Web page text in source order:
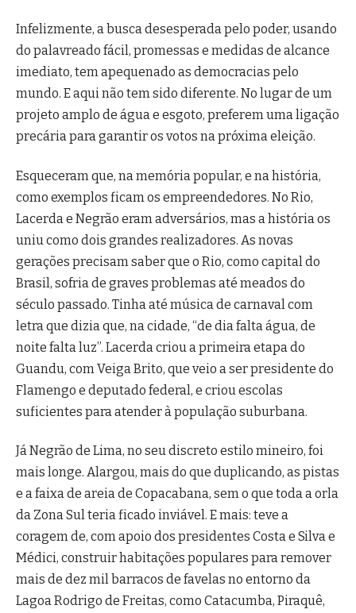
Infelizmente, a busca desesperada pelo poder, usando
do palavreado fácil, promessas e medidas de alcance
imediato, tem apequenado as democracias pelo
mundo. E aqui não tem sido diferente. No lugar de um
projeto amplo de água e esgoto, preferem uma ligação
precária para garantir os votos na próxima eleição.
Esqueceram que, na memória popular, e na história,
como exemplos ficam os empreendedores. No Rio,
Lacerda e Negrão eram adversários, mas a história os
uniu como dois grandes realizadores. As novas
gerações precisam saber que o Rio, como capital do
Brasil, sofria de graves problemas até meados do
século passado. Tinha até música de carnaval com
letra que dizia que, na cidade, “de dia falta água, de
noite falta luz”. Lacerda criou a primeira etapa do
Guandu, com Veiga Brito, que veio a ser presidente do
Flamengo e deputado federal, e criou escolas
suficientes para atender à população suburbana.
Já Negrão de Lima, no seu discreto estilo mineiro, foi
mais longe. Alargou, mais do que duplicando, as pistas
e a faixa de areia de Copacabana, sem o que toda a orla
da Zona Sul teria ficado inviável. E mais: teve a
coragem de, com apoio dos presidentes Costa e Silva e
Médici, construir habitações populares para remover
mais de dez mil barracos de favelas no entorno da
Lagoa Rodrigo de Freitas, como Catacumba, Piraquê,